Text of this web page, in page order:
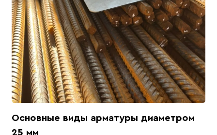
Основные виды арматуры диаметром
25 мм